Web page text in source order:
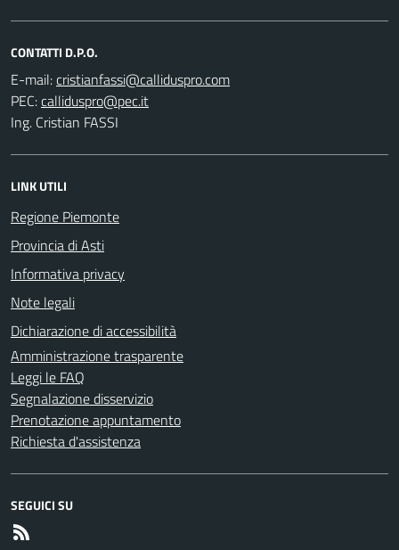
CONTATTI D.P.O.
E-mail:
PEC:
Ing. Cristian FASSI
LINK UTILI
Regione Piemonte
Provincia di Asti
Informativa privacy
Note legali
Dichiarazione di accessibilità
Amministrazione trasparente
Leggi le FAQ
Segnalazione disservizio
Prenotazione appuntamento
Richiesta d'assistenza
SEGUICI SU